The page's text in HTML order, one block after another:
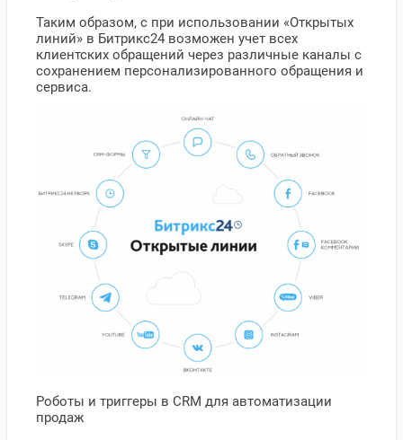
Таким образом, с при использовании «Открытых
линий» в Битрикс24 возможен учет всех
клиентских обращений через различные каналы с
сохранением персонализированного обращения и
сервиса.
Роботы и триггеры в CRM для автоматизации
продаж